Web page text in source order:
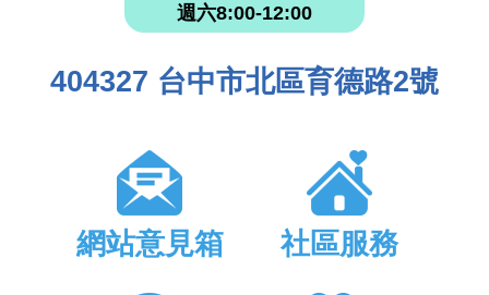
週六8:00-12:00
404327 台中市北區育德路2號
網站意見箱 社區服務